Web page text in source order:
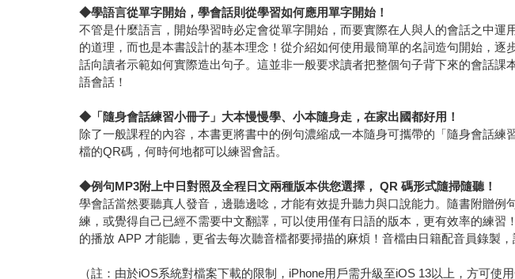
◆學語言從單字開始，學會話則從學習如何應用單字開始！
不管是什麼語言，開始學習時必定會從單字開始，而要實際在人與人的會話之中
的道理，而也是本書設計的基本理念！從介紹如何使用最簡單的名詞造句開始，
話向讀者示範如何實際造出句子。這並非一般要求讀者把整個句子背下來的會話
語會話！
◆ 「隨身會話練習小冊子」大本慢慢學、小本隨身走，在家出國都好用！
除了一般課程的內容，本書更將書中的例句濃縮成一本隨身可攜帶的「隨身會話
檔的QR碼，何時何地都可以練習會話。
◆例句MP3附上中日對照及全程日文兩種版本供您選擇， QR 碼形式隨掃隨聽！
學會話當然要聽真人發音，邊聽邊唸，才能有效提升聽力與口說能力。隨書附贈
練，或覺得自己已經不需要中文翻譯，可以使用僅有日語的版本，更有效率的練
的播放 APP 才能聽，更省去每次聽音檔都要掃描的麻煩！音檔由日籍配音員錄製
（註：由於iOS系統對檔案下載的限制，iPhone用戶需升級至iOS 13以上，方可使